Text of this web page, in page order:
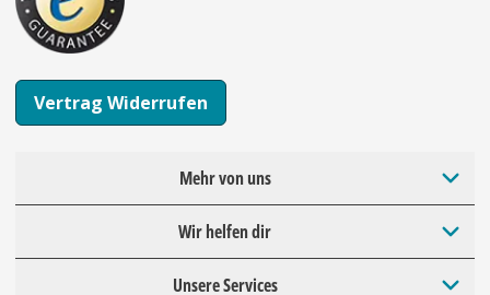
Vertrag Widerrufen
Mehr von uns
Wir helfen dir
Unsere Services